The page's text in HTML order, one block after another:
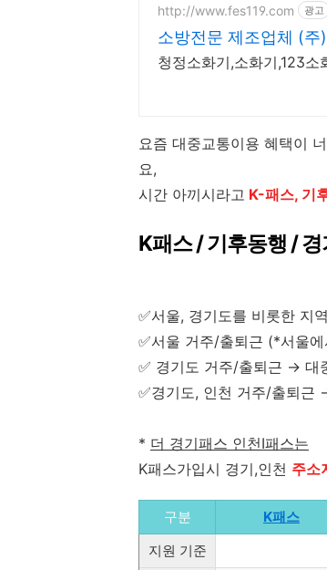
http://www.fes119.com 광고
소방전문 제조업체 (주
청정소화기,소화기,123
요즘 대중교통이용 혜택이
요,
시간 아끼시라고 K-패스, 기
K패스 / 기후동행 /
✅서울, 경기도를 비롯한
✅서울 거주/출퇴근 (*서울
✅ 경기도 거주/출퇴근 → 대
✅경기도, 인천 거주/출퇴
* 더 경기패스 인천I패스는
K패스가입시 경기,인천 주소
구분 K패스
지원 기준